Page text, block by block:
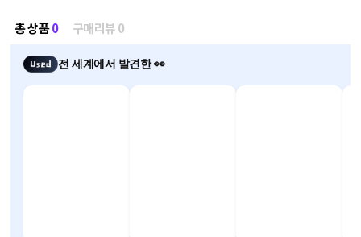
총 상품0 구매리뷰 0
전 세계에서 발견한 👀